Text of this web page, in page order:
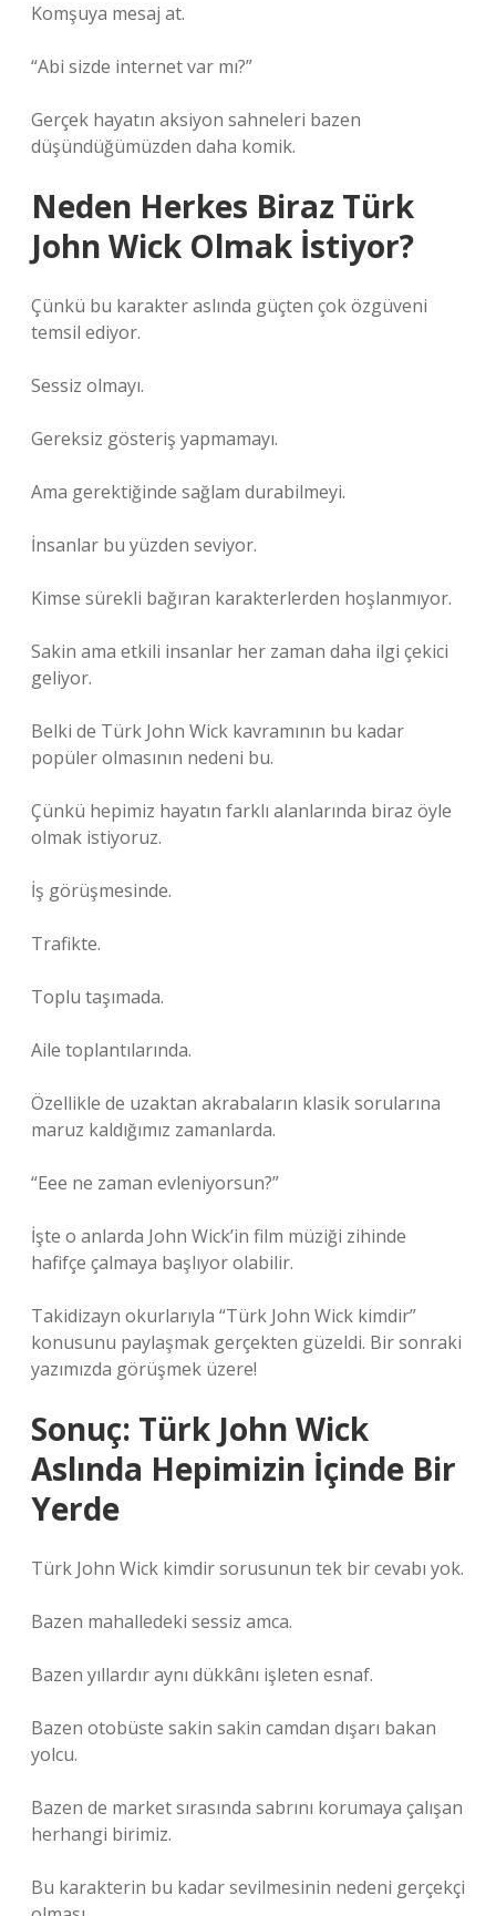
Komşuya mesaj at.
“Abi sizde internet var mı?”
Gerçek hayatın aksiyon sahneleri bazen
düşündüğümüzden daha komik.
Neden Herkes Biraz Türk
John Wick Olmak İstiyor?
Çünkü bu karakter aslında güçten çok özgüveni
temsil ediyor.
Sessiz olmayı.
Gereksiz gösteriş yapmamayı.
Ama gerektiğinde sağlam durabilmeyi.
İnsanlar bu yüzden seviyor.
Kimse sürekli bağıran karakterlerden hoşlanmıyor.
Sakin ama etkili insanlar her zaman daha ilgi çekici
geliyor.
Belki de Türk John Wick kavramının bu kadar
popüler olmasının nedeni bu.
Çünkü hepimiz hayatın farklı alanlarında biraz öyle
olmak istiyoruz.
İş görüşmesinde.
Trafikte.
Toplu taşımada.
Aile toplantılarında.
Özellikle de uzaktan akrabaların klasik sorularına
maruz kaldığımız zamanlarda.
“Eee ne zaman evleniyorsun?”
İşte o anlarda John Wick’in film müziği zihinde
hafifçe çalmaya başlıyor olabilir.
Takidizayn okurlarıyla “Türk John Wick kimdir”
konusunu paylaşmak gerçekten güzeldi. Bir sonraki
yazımızda görüşmek üzere!
Sonuç: Türk John Wick
Aslında Hepimizin İçinde Bir
Yerde
Türk John Wick kimdir sorusunun tek bir cevabı yok.
Bazen mahalledeki sessiz amca.
Bazen yıllardır aynı dükkânı işleten esnaf.
Bazen otobüste sakin sakin camdan dışarı bakan
yolcu.
Bazen de market sırasında sabrını korumaya çalışan
herhangi birimiz.
Bu karakterin bu kadar sevilmesinin nedeni gerçekçi